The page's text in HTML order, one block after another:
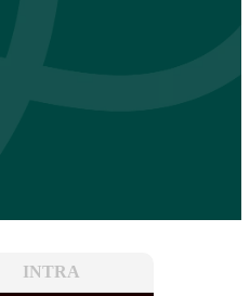
INTRA